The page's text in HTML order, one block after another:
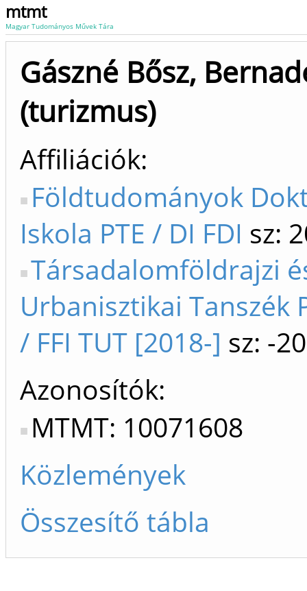
mtmt
Magyar Tudományos Művek Tára
Gászné Bősz,
(turizmus)
Affiliációk
Földtudományok
Iskola PTE / DI FDI sz:
Társadalomföldrajzi
Urbanisztikai Tanszék
/ FFI TUT [2018-] sz: -
Azonosítók
MTMT: 10071608
Közlemények
Összesítő tábla